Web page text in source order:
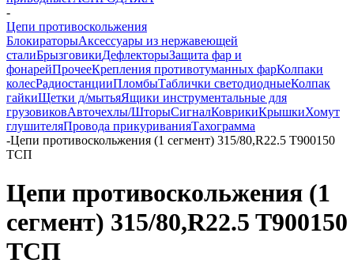
-
Цепи противоскольжения
БлокираторыАксессуары из нержавеющей
сталиБрызговикиДефлекторыЗащита фар и
фонарейПрочееКрепления противотуманных фарКолпаки
колесРадиостанцииПломбыТаблички светодиодныеКолпак
гайкиЩетки д/мытьяЯщики инструментальные для
грузовиковАвточехлы/ШторыСигналКоврикиКрышкиХомут
глушителяПровода прикуриванияТахограмма
-Цепи противоскольжения (1 сегмент) 315/80,R22.5 T900150
ТСП
Цепи противоскольжения (1
сегмент) 315/80,R22.5 T900150
ТСП